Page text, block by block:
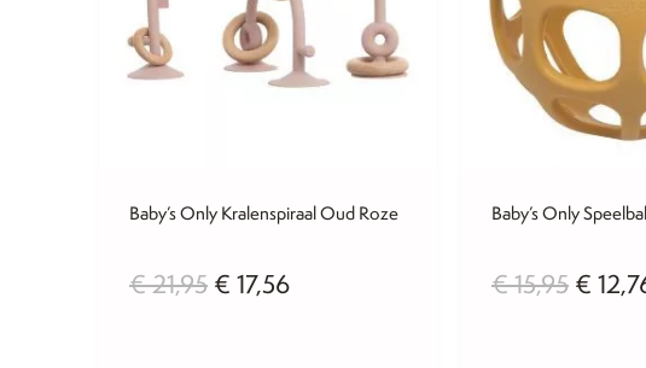
Baby’s Only Kralenspiraal Oud Roze
€21,95 Oorspronkelijke
€ 17,56Huidige
Baby’s Only
€15,95 €